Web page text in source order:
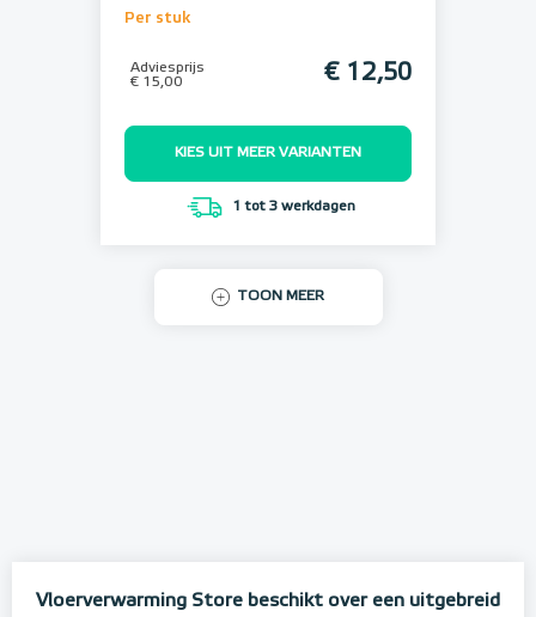
Per stuk
Adviesprijs
€ 15,00
€ 12,50
KIES UIT MEER VARIANTEN
1 tot 3 werkdagen
TOON MEER
Vloerverwarming Store beschikt over een uitgebreid